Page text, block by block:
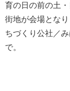
育の日の前の土
街地が会場とな
ちづくり公社／
で。